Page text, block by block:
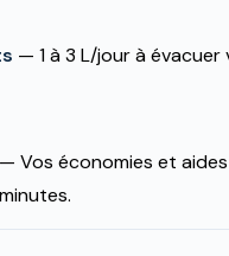
— 1 à 3 L/jour à évacuer
— Vos économies et
minutes.